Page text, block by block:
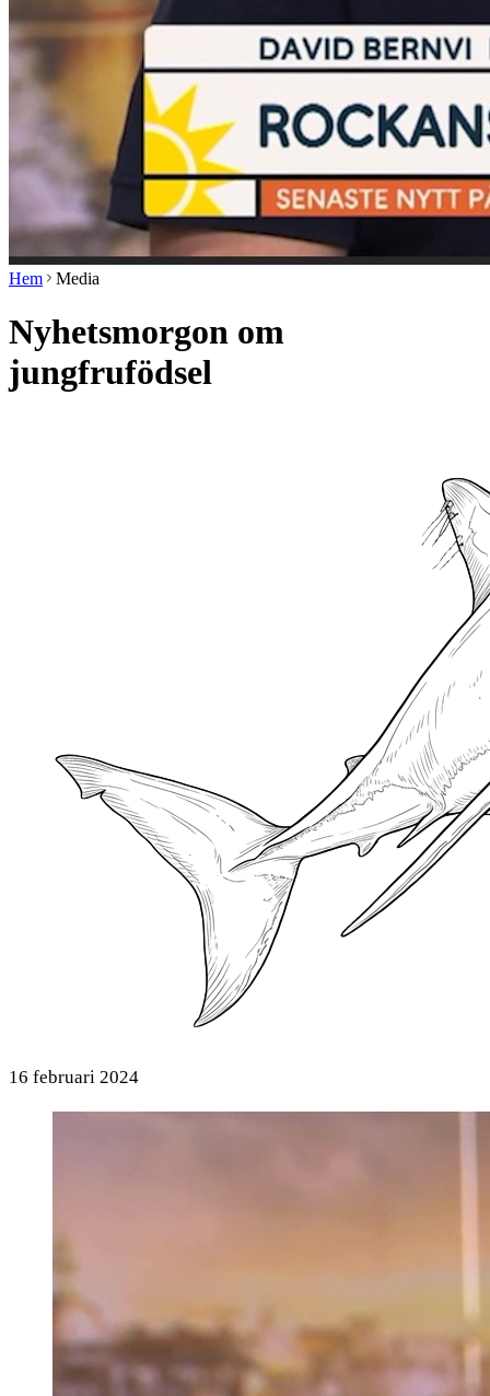
Hem Media
Nyhetsmorgon om
jungfrufödsel
16 februari 2024